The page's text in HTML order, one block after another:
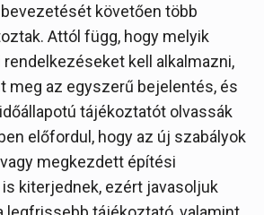
követően több
Attól függ, hogy melyik
kell alkalmazni,
meg az egyszerű bejelentés, és
tájékoztatót olvassák
előfordul, hogy az új szabályok
megkezdett építési
kiterjednek, ezért javasoljuk